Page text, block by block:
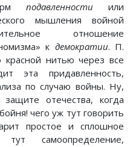
подавленности или
мышления войной
отношение
к демократии. П.
красной нитью через все
эта придавленность,
по случаю войны. Ну,
отечества, когда
чего уж тут говорить
простое и сплошное
самоопределение,